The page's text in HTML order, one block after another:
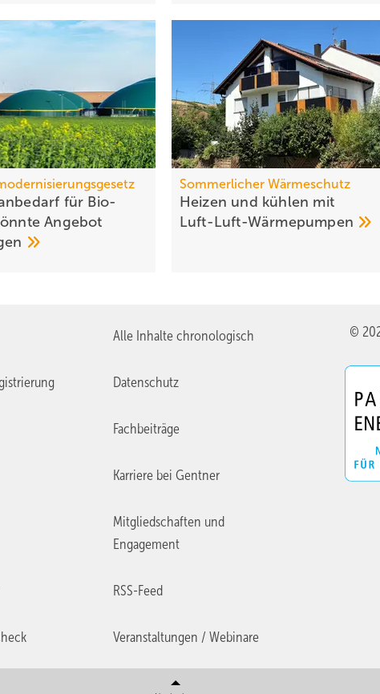
für Bio-
Ange­bot
Sommerlicher Wärmeschutz
Heizen und kühlen mit
Luft-Luft-Wärmepumpen
Alle Inhalte chronologisch
Datenschutz
Fachbeiträge
Karriere bei Gentner
Mitgliedschaften und
Engagement
RSS-Feed
Veranstaltungen / Webinare
©